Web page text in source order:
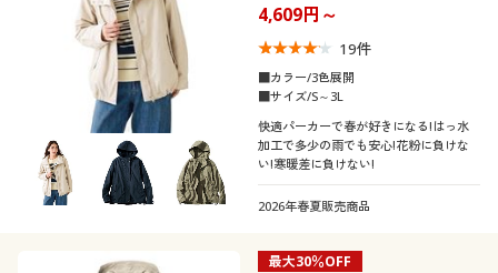
サポート
ご利用ガイド
よくある質問とお問い合わせ
ウール
ガーゼ フリース
ツイード ファー・エコファー
ウォッシャブル(洗
える)
ＵＶカット・紫外線
対策
ストレッチ 吸汗速乾
冷感・涼感 撥水
シーン
フォーマル スポーツ
テイスト
カジュアル ナチュラル
ベーシック
着用感
レギュラー ゆったり
年代
4,609円～
19件
■カラー/3色展開
■サイズ/S～3L
快適パーカーで春が好きになる!はっ水
加工で多少の雨でも安心!花粉に負けな
い!寒暖差に負けない!
2026年春夏販売商品
最大30％OFF